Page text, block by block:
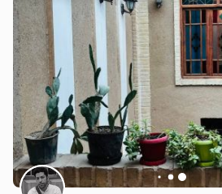
2میلیون ت 4.8